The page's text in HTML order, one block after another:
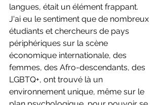
langues, était un élément frappant.
J'ai eu le sentiment que de nombreux
étudiants et chercheurs de pays
périphériques sur la scène
économique internationale, des
femmes, des Afro-descendants, des
LGBTQ+, ont trouvé là un
environnement unique, même sur le